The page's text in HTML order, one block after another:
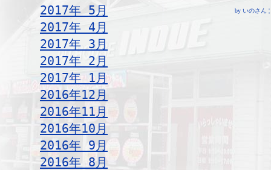
2017年 5月
2017年 4月
2017年 3月
2017年 2月
2017年 1月
2016年12月
2016年11月
2016年10月
2016年 9月
2016年 8月
by いのさん